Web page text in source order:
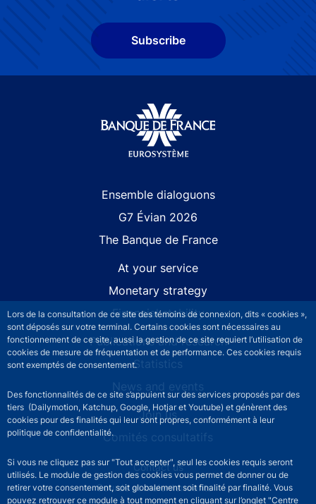
Lors de la consultation de ce site des témoins de connexion, dits « cookies »,
sont déposés sur votre terminal. Certains cookies sont nécessaires au
fonctionnement de ce site, aussi la gestion de ce site requiert l’utilisation de
cookies de mesure de fréquentation et de performance. Ces cookies requis
sont exemptés de consentement.
Des fonctionnalités de ce site s’appuient sur des services proposés par des
tiers (Dailymotion, Katchup, Google, Hotjar et Youtube) et génèrent des
cookies pour des finalités qui leur sont propres, conformément à leur
politique de confidentialité.
Si vous ne cliquez pas sur "Tout accepter", seul les cookies requis seront
utilisés. Le module de gestion des cookies vous permet de donner ou de
retirer votre consentement, soit globalement soit finalité par finalité. Vous
pouvez retrouver ce module à tout moment en cliquant sur l’onglet "Centre
Subscribe
Ensemble dialoguons
G7 Évian 2026
The Banque de France
At your service
Monetary strategy
Financial stability
Publications and research
Statistics
News and events
Join us
Comités consultatifs
Footer secondary menuContact us
Sourds et malentendants